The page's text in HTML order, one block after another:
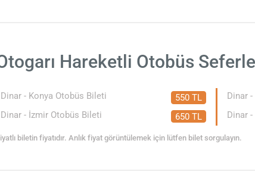
Hareketli Otobüs
Dinar - Konya Otobüs Bileti 550 TL Dinar
Dinar - İzmir Otobüs Bileti 650 TL Dinar
biletin fiyatıdır. Anlık fiyat görüntülemek için lütfen bilet sorgulayın.